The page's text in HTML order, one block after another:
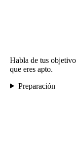
Habla de tus
que eres apto.
Preparación